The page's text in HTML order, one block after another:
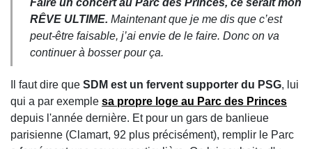
Faire un concert au Parc des Princes, ce serait mon
RÊVE ULTIME. Maintenant que je me dis que c’est
peut-être faisable, j’ai envie de le faire. Donc on va
continuer à bosser pour ça.
Il faut dire que SDM est un fervent supporter du PSG, lui
qui a par exemple sa propre loge au Parc des Princes
depuis l'année dernière. Et pour un gars de banlieue
parisienne (Clamart, 92 plus précisément), remplir le Parc